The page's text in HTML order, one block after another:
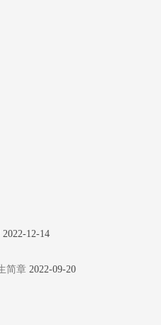
2022-12-14
简章 2022-09-20